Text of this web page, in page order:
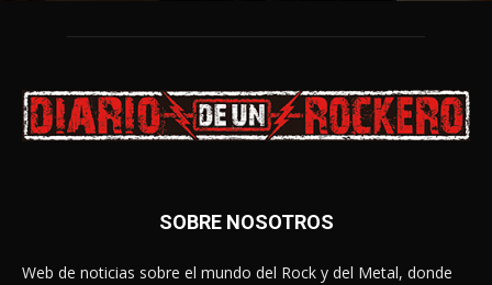
SOBRE NOSOTROS
Web de noticias sobre el mundo del Rock y del Metal, donde